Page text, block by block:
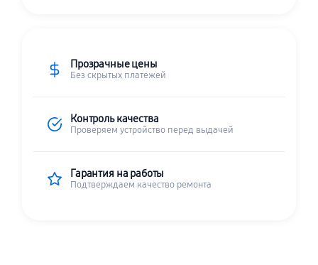
Прозрачные цены
Без скрытых платежей
Контроль качества
Проверяем устройство перед выдачей
Гарантия на работы
Подтверждаем качество ремонта